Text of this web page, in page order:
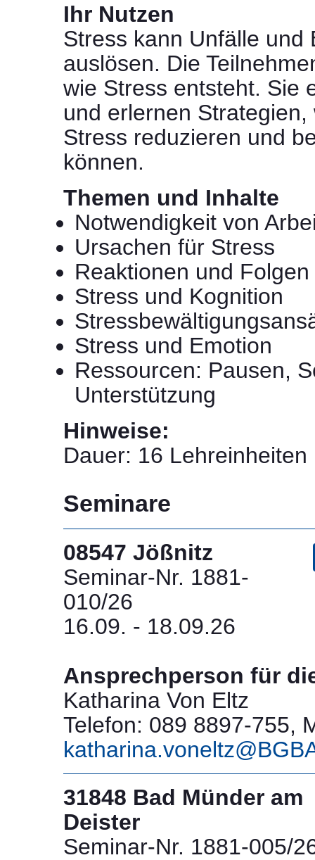
Ihr Nutzen
Stress kann Unfälle und
auslösen. Die
wie Stress entsteht. Sie
und erlernen
Stress reduzieren und
können.
Themen und Inhalte
Notwendigkeit von
Ursachen für Stress
Reaktionen und Folgen
Stress und Kognition
Stress und Emotion
Ressourcen: Pausen,
Unterstützung
Hinweise:
Dauer: 16
Seminare
08547 Jößnitz
Seminar-Nr. 1881-
010/26
16.09. - 18.09.26
Ansprechperson für
Katharina Von Eltz
Telefon: 089 8897-755,
31848 Bad Münder am
Deister
Seminar-Nr. 1881-005/